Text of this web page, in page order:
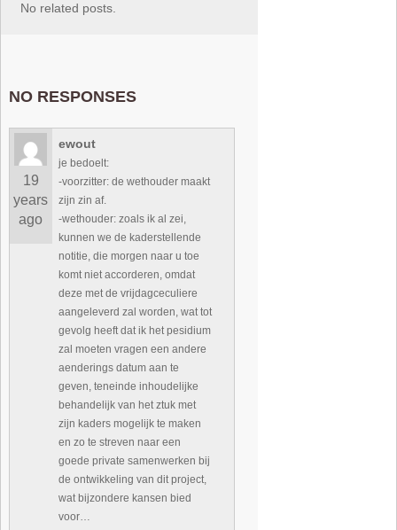
No related posts.
NO RESPONSES
19
years
ago
ewout
je bedoelt:
-voorzitter: de wethouder maakt
zijn zin af.
-wethouder: zoals ik al zei,
kunnen we de kaderstellende
notitie, die morgen naar u toe
komt niet accorderen, omdat
deze met de vrijdagceculiere
aangeleverd zal worden, wat tot
gevolg heeft dat ik het pesidium
zal moeten vragen een andere
aenderings datum aan te
geven, teneinde inhoudelijke
behandelijk van het ztuk met
zijn kaders mogelijk te maken
en zo te streven naar een
goede private samenwerken bij
de ontwikkeling van dit project,
wat bijzondere kansen bied
voor…